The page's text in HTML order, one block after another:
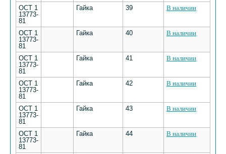
ОСТ 1
13773-
81
Гайка 39 В наличии
ОСТ 1
13773-
81
Гайка 40 В наличии
ОСТ 1
13773-
81
Гайка 41 В наличии
ОСТ 1
13773-
81
Гайка 42 В наличии
ОСТ 1
13773-
81
Гайка 43 В наличии
ОСТ 1
13773-
81
Гайка 44 В наличии